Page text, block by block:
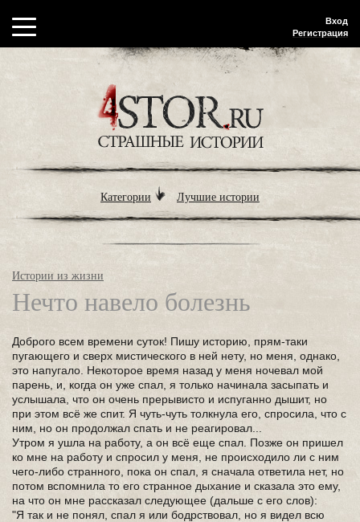
Вход
Регистрация
Категории Лучшие истории
Истории из жизни
Нечто навело болезнь
Доброго всем времени суток! Пишу историю, прям-таки
пугающего и сверх мистического в ней нету, но меня, однако,
это напугало. Некоторое время назад у меня ночевал мой
парень, и, когда он уже спал, я только начинала засыпать и
услышала, что он очень прерывисто и испуганно дышит, но
при этом всё же спит. Я чуть-чуть толкнула его, спросила, что с
ним, но он продолжал спать и не реагировал...
Утром я ушла на работу, а он всё еще спал. Позже он пришел
ко мне на работу и спросил у меня, не происходило ли с ним
чего-либо странного, пока он спал, я сначала ответила нет, но
потом вспомнила то его странное дыхание и сказала это ему,
на что он мне рассказал следующее (дальше с его слов):
"Я так и не понял, спал я или бодрствовал, но я видел всю